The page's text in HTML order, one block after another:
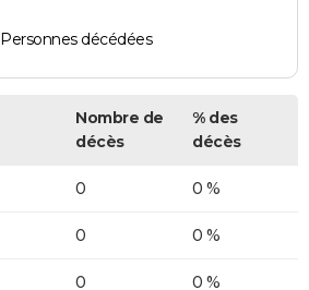
Personnes décédées
Nombre de
décès
% des
décès
0 0 %
0 0 %
0 0 %